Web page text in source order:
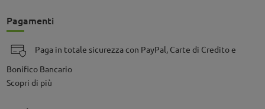
Pagamenti
Paga in totale sicurezza con PayPal, Carte di Credito e
Bonifico Bancario
Scopri di più